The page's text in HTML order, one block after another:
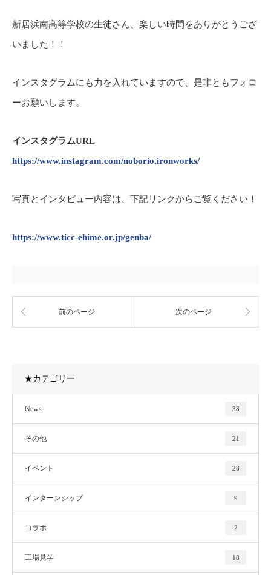
新居浜南高等学校の生徒さん、楽しい時間をありがとうござ
いました！！
インスタグラムにも力を入れていますので、是非ともフォロ
ーお願いします。
インスタグラムURL
https://www.instagram.com/noborio.ironworks/
写真とインタビュー内容は、下記リンクからご覧ください！
https://www.ticc-ehime.or.jp/genba/
前のページ 次のページ
★カテゴリー
News 38
その他 21
イベント 28
インターンシップ 9
コラボ 2
工場見学 18